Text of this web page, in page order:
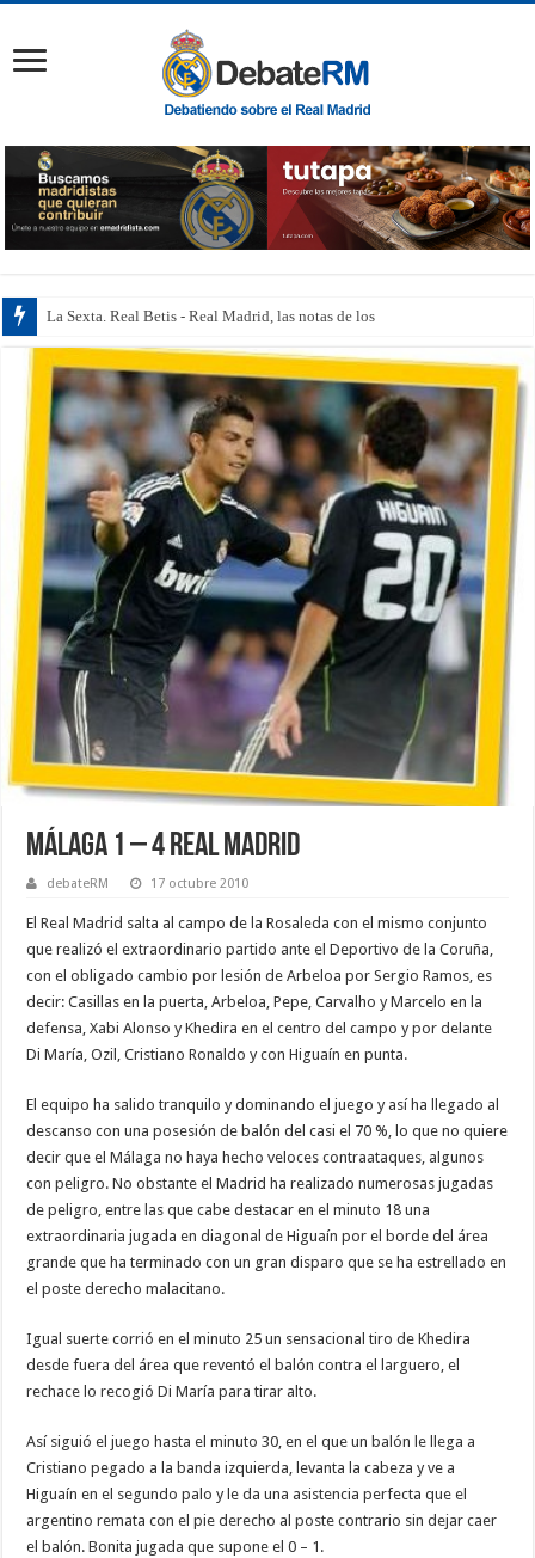
La Sexta. Real Betis - Real Madrid, las notas de los jugadores:
Málaga 1 – 4 Real Madrid
debateRM 17 octubre 2010
El Real Madrid salta al campo de la Rosaleda con el mismo conjunto
que realizó el extraordinario partido ante el Deportivo de la Coruña,
con el obligado cambio por lesión de Arbeloa por Sergio Ramos, es
decir: Casillas en la puerta, Arbeloa, Pepe, Carvalho y Marcelo en la
defensa, Xabi Alonso y Khedira en el centro del campo y por delante
Di María, Ozil, Cristiano Ronaldo y con Higuaín en punta.
El equipo ha salido tranquilo y dominando el juego y así ha llegado al
descanso con una posesión de balón del casi el 70 %, lo que no quiere
decir que el Málaga no haya hecho veloces contraataques, algunos
con peligro. No obstante el Madrid ha realizado numerosas jugadas
de peligro, entre las que cabe destacar en el minuto 18 una
extraordinaria jugada en diagonal de Higuaín por el borde del área
grande que ha terminado con un gran disparo que se ha estrellado en
el poste derecho malacitano.
Igual suerte corrió en el minuto 25 un sensacional tiro de Khedira
desde fuera del área que reventó el balón contra el larguero, el
rechace lo recogió Di María para tirar alto.
Así siguió el juego hasta el minuto 30, en el que un balón le llega a
Cristiano pegado a la banda izquierda, levanta la cabeza y ve a
Higuaín en el segundo palo y le da una asistencia perfecta que el
argentino remata con el pie derecho al poste contrario sin dejar caer
el balón. Bonita jugada que supone el 0 – 1.